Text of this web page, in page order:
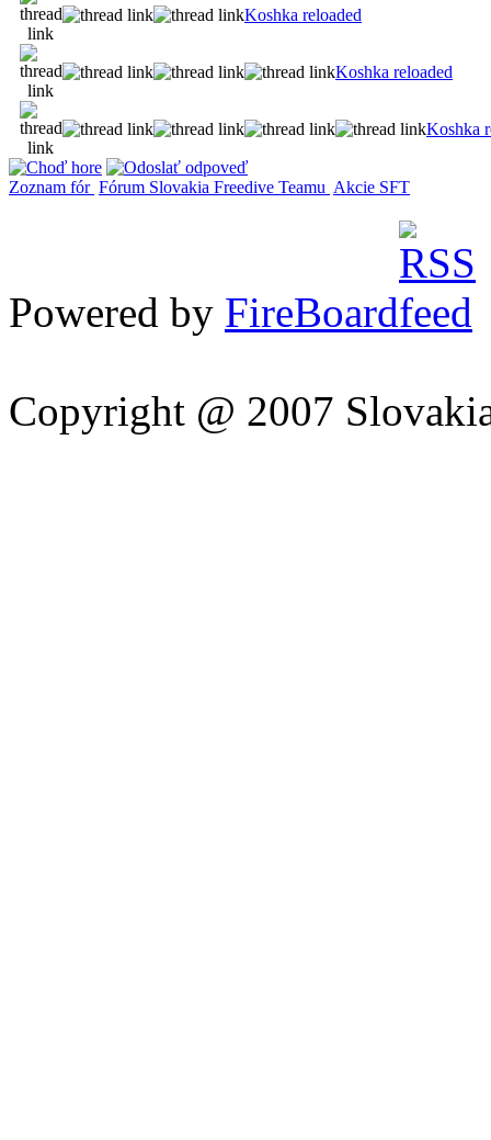
Koshka reloaded
Koshka reloaded
Koshka
Zoznam fór Fórum Slovakia Freedive Teamu Akcie SFT
Powered by FireBoard
Copyright @ 2007